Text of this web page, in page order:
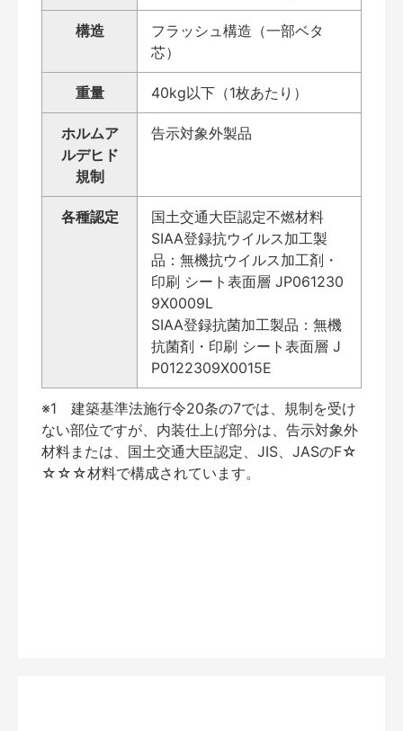
構造
フラッシュ構造（一部ベタ
芯）
重量 40kg以下（1枚あたり）
ホルムア
ルデヒド
規制
告示対象外製品
各種認定
国土交通大臣認定不燃材料
SIAA登録抗ウイルス加工製
品：無機抗ウイルス加工剤・
印刷 シート表面層 JP061230
9X0009L
SIAA登録抗菌加工製品：無機
抗菌剤・印刷 シート表面層 J
P0122309X0015E
※1 建築基準法施行令20条の7では、規制を受け
ない部位ですが、内装仕上げ部分は、告示対象外
材料または、国土交通大臣認定、JIS、JASのF☆
☆☆☆材料で構成されています。